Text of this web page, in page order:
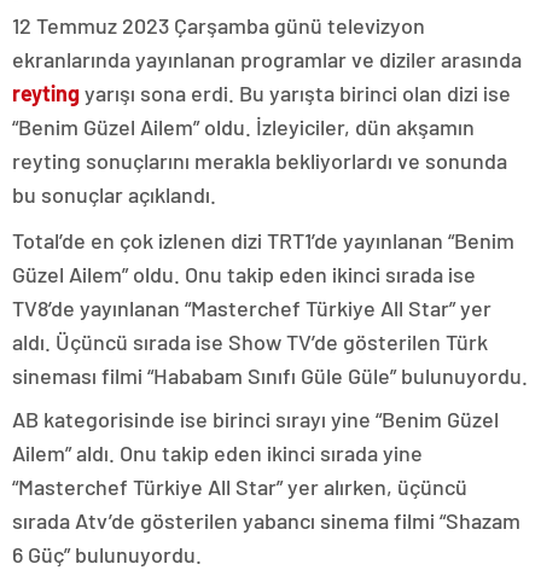
12 Temmuz 2023 Çarşamba günü televizyon
ekranlarında yayınlanan programlar ve diziler arasında
reytingyarışı sona erdi. Bu yarışta birinci olan dizi ise
“Benim Güzel Ailem” oldu. İzleyiciler, dün akşamın
reyting sonuçlarını merakla bekliyorlardı ve sonunda
bu sonuçlar açıklandı.
Total’de en çok izlenen dizi TRT1’de yayınlanan “Benim
Güzel Ailem” oldu. Onu takip eden ikinci sırada ise
TV8’de yayınlanan “Masterchef Türkiye All Star” yer
aldı. Üçüncü sırada ise Show TV’de gösterilen Türk
sineması filmi “Hababam Sınıfı Güle Güle” bulunuyordu.
AB kategorisinde ise birinci sırayı yine “Benim Güzel
Ailem” aldı. Onu takip eden ikinci sırada yine
“Masterchef Türkiye All Star” yer alırken, üçüncü
sırada Atv’de gösterilen yabancı sinema filmi “Shazam
6 Güç” bulunuyordu.